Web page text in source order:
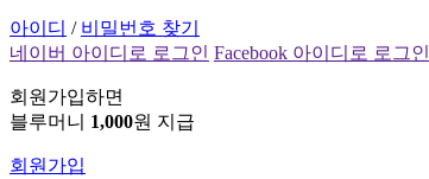
아이디 / 비밀번호 찾기
네이버 아이디로 로그인 Facebook 아이디로 로그인
회원가입하면
블루머니 1,000원 지급
회원가입